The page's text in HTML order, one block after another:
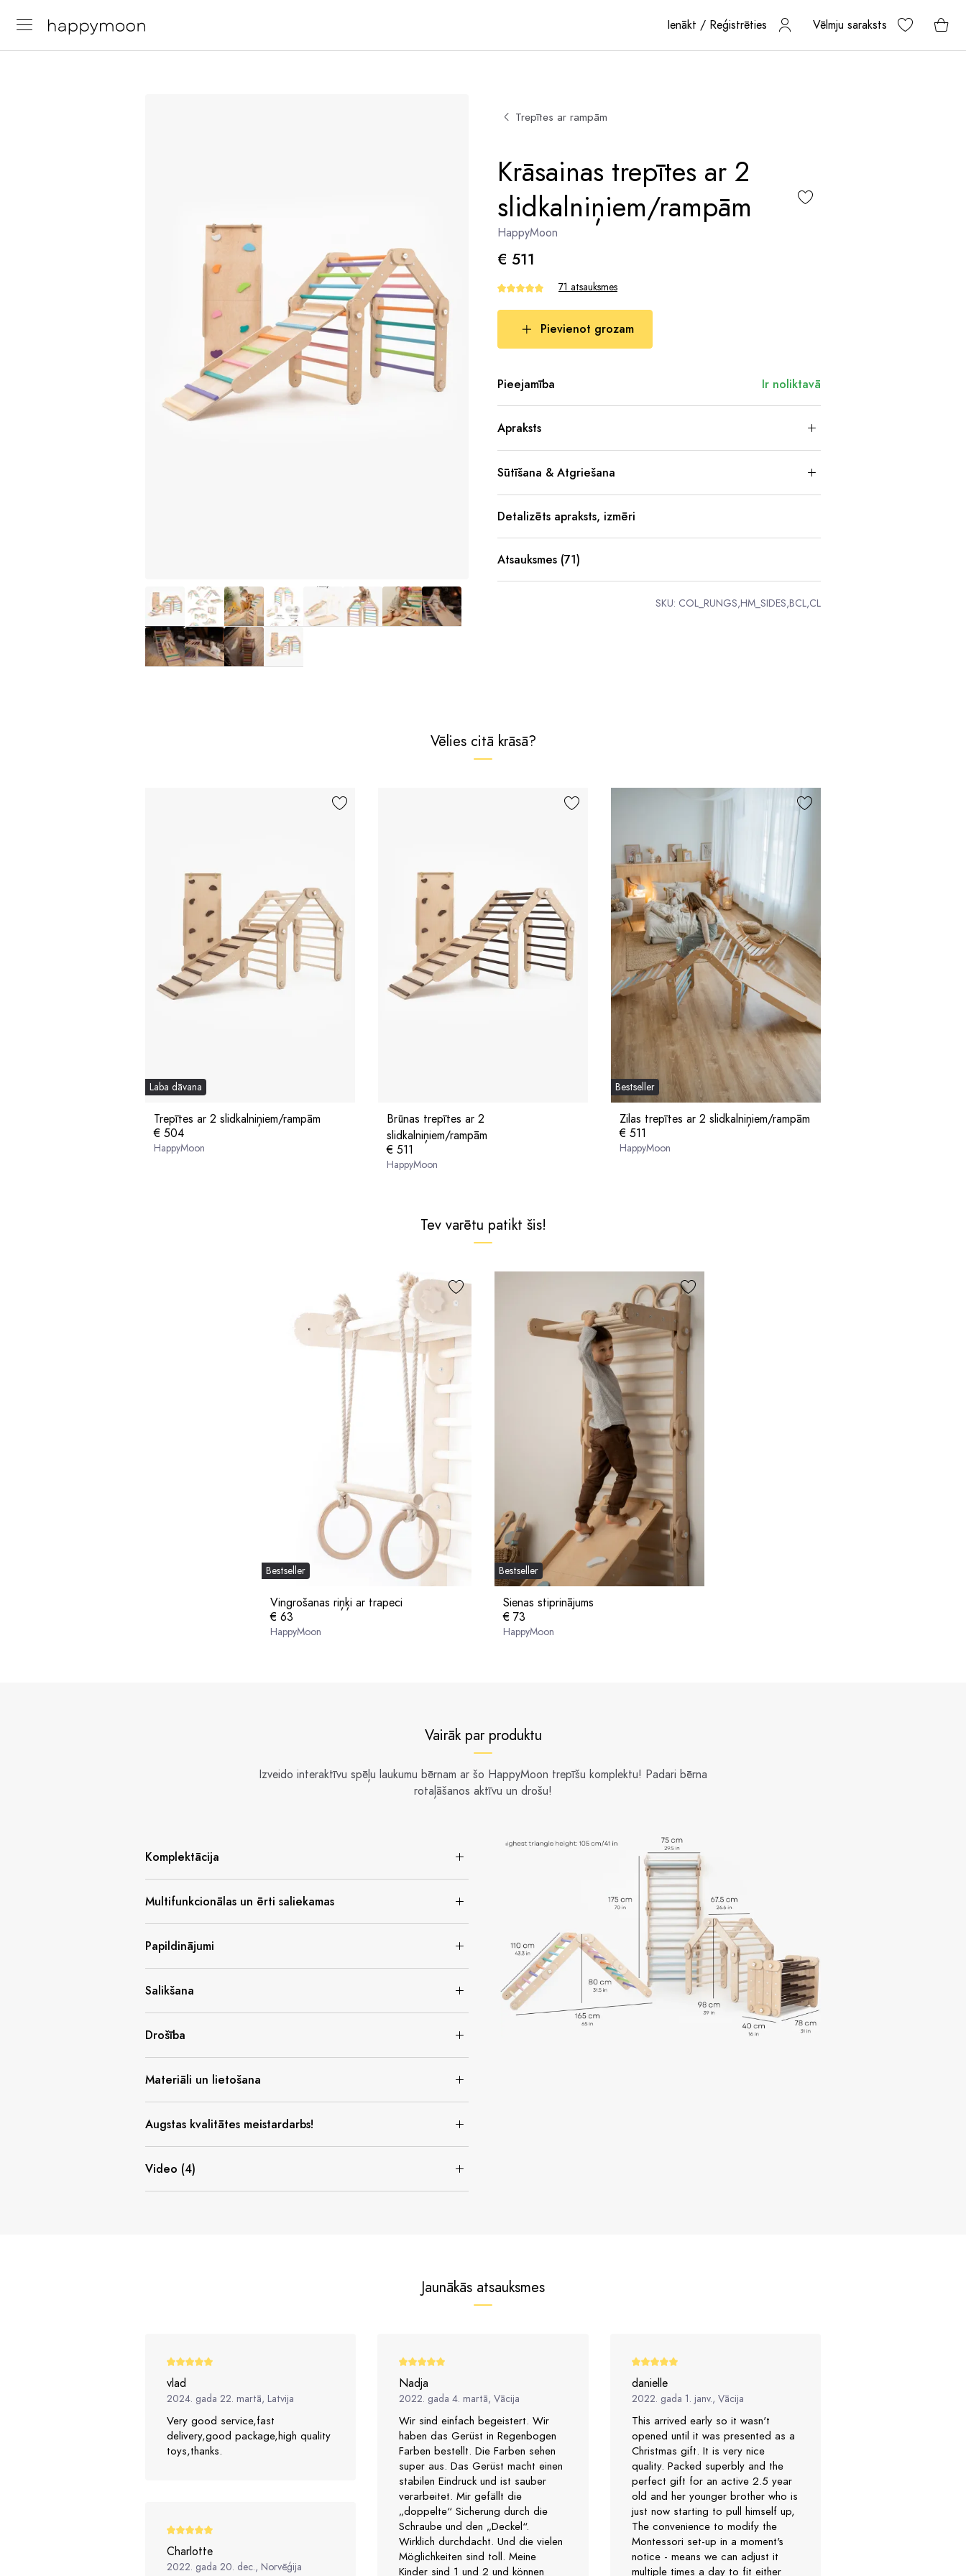
Ienākt / Reģistrēties Vēlmju saraksts
Trepītes ar rampām
Krāsainas trepītes ar 2
slidkalniņiem/rampām
HappyMoon
€ 511
71 atsauksmes
Pievienot grozam
Pieejamība Ir noliktavā
Apraksts
Sūtīšana & Atgriešana
Detalizēts apraksts, izmēri
Atsauksmes (71)
SKU: COL_RUNGS,HM_SIDES,BCL,CL
Vēlies citā krāsā?
Laba dāvana
Trepītes ar 2 slidkalniņiem/rampām
€ 504
HappyMoon
Brūnas trepītes ar 2
slidkalniņiem/rampām
€ 511
HappyMoon
Bestseller
Zilas trepītes ar 2 slidkalniņiem/rampām
€ 511
HappyMoon
Tev varētu patikt šis!
Bestseller
Vingrošanas riņķi ar trapeci
€ 63
HappyMoon
Bestseller
Sienas stiprinājums
€ 73
HappyMoon
Vairāk par produktu
Izveido interaktīvu spēļu laukumu bērnam ar šo HappyMoon trepīšu komplektu! Padari bērna
rotaļāšanos aktīvu un drošu!
Komplektācija
Multifunkcionālas un ērti saliekamas
Papildinājumi
Salikšana
Drošība
Materiāli un lietošana
Augstas kvalitātes meistardarbs!
Video (4)
Jaunākās atsauksmes
vlad
2024. gada 22. martā, Latvija
Very good service,fast
delivery,good package,high quality
toys,thanks.
Charlotte
2022. gada 20. dec., Norvēģija
Nadja
2022. gada 4. martā, Vācija
Wir sind einfach begeistert. Wir
haben das Gerüst in Regenbogen
Farben bestellt. Die Farben sehen
super aus. Das Gerüst macht einen
stabilen Eindruck und ist sauber
verarbeitet. Mir gefällt die
„doppelte“ Sicherung durch die
Schraube und den „Deckel“.
Wirklich durchdacht. Und die vielen
Möglichkeiten sind toll. Meine
Kinder sind 1 und 2 und können
danielle
2022. gada 1. janv., Vācija
This arrived early so it wasn't
opened until it was presented as a
Christmas gift. It is very nice
quality. Packed superbly and the
perfect gift for an active 2.5 year
old and her younger brother who is
just now starting to pull himself up,
The convenience to modify the
Montessori set-up in a moment's
notice - means we can adjust it
multiple times a day to fit either